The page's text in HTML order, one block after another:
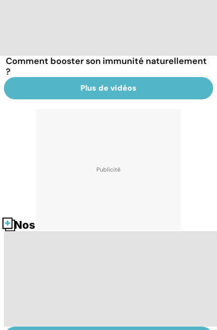
Comment booster son immunité naturellement
?
Plus de vidéos
Nos fiches santé